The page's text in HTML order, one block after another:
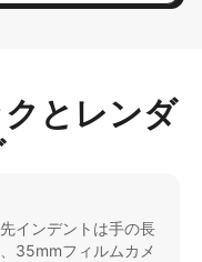
とレンダ
インデントは手の長
35mmフィルムカメ